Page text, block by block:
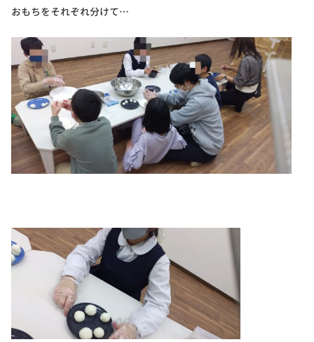
おもちをそれぞれ分けて…